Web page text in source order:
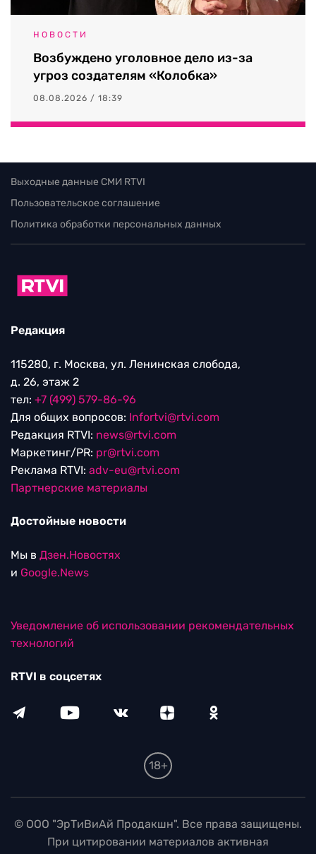
НОВОСТИ
Возбуждено уголовное дело из-за
угроз создателям «Колобка»
08.08.2026 / 18:39
Выходные данные СМИ RTVI
Пользовательское соглашение
Политика обработки персональных данных
Редакция
115280, г. Москва, ул. Ленинская слобода,
д. 26, этаж 2
тел: +7 (499) 579-86-96
Для общих вопросов: Infortvi@rtvi.com
Редакция RTVI: news@rtvi.com
Маркетинг/PR: pr@rtvi.com
Реклама RTVI: adv-eu@rtvi.com
Партнерские материалы
Достойные новости
Мы в Дзен.Новостях
и Google.News
Уведомление об использовании рекомендательных
технологий
RTVI в соцсетях
18+
© ООО "ЭрТиВиАй Продакшн". Все права защищены.
При цитировании материалов активная